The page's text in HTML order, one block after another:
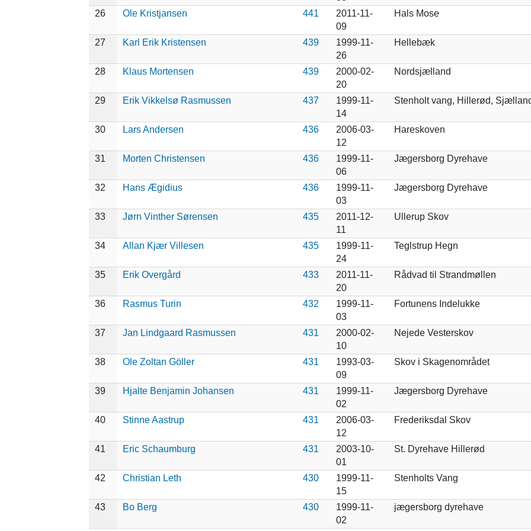
26
Ole Kristjansen 441
2011-11-
09
Hals Mose
27 Karl Erik Kristensen 439
1999-11-
26
Hellebæk
28 Klaus Mortensen 439
2000-02-
20
Nordsjælland
29 Erik Vikkelsø Rasmussen 437
1999-11-
14
Stenholt vang, Hillerød,
30 Lars Andersen 436
2006-03-
12
Hareskoven
31 Morten Christensen 436
1999-11-
06
Jægersborg Dyrehave
32 Hans Ægidius 436
1999-11-
03
Jægersborg Dyrehave
33 Jørn Vinther Sørensen 435
2011-12-
11
Ullerup Skov
34 Allan Kjær Villesen 435
1999-11-
24
Teglstrup Hegn
35 Erik Overgård 433
2011-11-
20
Rådvad til Strandmøllen
36 Rasmus Turin 432
1999-11-
03
Fortunens Indelukke
37 Jan Lindgaard Rasmussen 431
2000-02-
10
Nejede Vesterskov
38 Ole Zoltan Göller 431
1993-03-
09
Skov i Skagenområdet
39 Hjalte Benjamin Johansen 431
1999-11-
02
Jægersborg Dyrehave
40 Stinne Aastrup 431
2006-03-
12
Frederiksdal Skov
41 Eric Schaumburg 431
2003-10-
01
St. Dyrehave Hillerød
42 Christian Leth 430
1999-11-
15
Stenholts Vang
43 Bo Berg 430
1999-11-
02
jægersborg dyrehave